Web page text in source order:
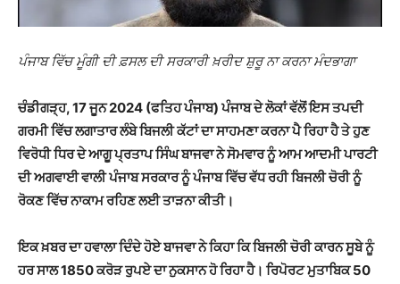
ਪੰਜਾਬ ਵਿੱਚ ਮੂੰਗੀ ਦੀ ਫ਼ਸਲ ਦੀ ਸਰਕਾਰੀ ਖ਼ਰੀਦ ਸ਼ੁਰੂ ਨਾ ਕਰਨਾ ਮੰਦਭਾਗਾ
ਚੰਡੀਗੜ੍ਹ, 17 ਜੂਨ 2024 (ਫਤਿਹ ਪੰਜਾਬ) ਪੰਜਾਬ ਦੇ ਲੋਕਾਂ ਵੱਲੋਂ ਇਸ ਤਪਦੀ
ਗਰਮੀ ਵਿੱਚ ਲਗਾਤਾਰ ਲੰਬੇ ਬਿਜਲੀ ਕੱਟਾਂ ਦਾ ਸਾਹਮਣਾ ਕਰਨਾ ਪੈ ਰਿਹਾ ਹੈ ਤੇ ਹੁਣ
ਵਿਰੋਧੀ ਧਿਰ ਦੇ ਆਗੂ ਪ੍ਰਤਾਪ ਸਿੰਘ ਬਾਜਵਾ ਨੇ ਸੋਮਵਾਰ ਨੂੰ ਆਮ ਆਦਮੀ ਪਾਰਟੀ
ਦੀ ਅਗਵਾਈ ਵਾਲੀ ਪੰਜਾਬ ਸਰਕਾਰ ਨੂੰ ਪੰਜਾਬ ਵਿੱਚ ਵੱਧ ਰਹੀ ਬਿਜਲੀ ਚੋਰੀ ਨੂੰ
ਰੋਕਣ ਵਿੱਚ ਨਾਕਾਮ ਰਹਿਣ ਲਈ ਤਾੜਨਾ ਕੀਤੀ।
ਇਕ ਖ਼ਬਰ ਦਾ ਹਵਾਲਾ ਦਿੰਦੇ ਹੋਏ ਬਾਜਵਾ ਨੇ ਕਿਹਾ ਕਿ ਬਿਜਲੀ ਚੋਰੀ ਕਾਰਨ ਸੂਬੇ ਨੂੰ
ਹਰ ਸਾਲ 1850 ਕਰੋੜ ਰੁਪਏ ਦਾ ਨੁਕਸਾਨ ਹੋ ਰਿਹਾ ਹੈ। ਰਿਪੋਰਟ ਮੁਤਾਬਿਕ 50